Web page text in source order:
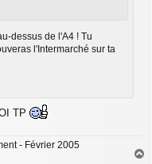
dessus de l'A4 ! Tu
l'Intermarché sur ta
TP
- Février 2005